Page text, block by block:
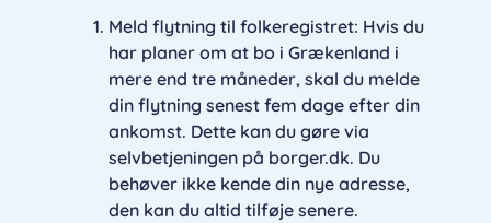
Meld flytning til folkeregistret: Hvis du
har planer om at bo i Grækenland i
mere end tre måneder, skal du melde
din flytning senest fem dage efter din
ankomst. Dette kan du gøre via
selvbetjeningen på borger.dk. Du
behøver ikke kende din nye adresse,
den kan du altid tilføje senere.